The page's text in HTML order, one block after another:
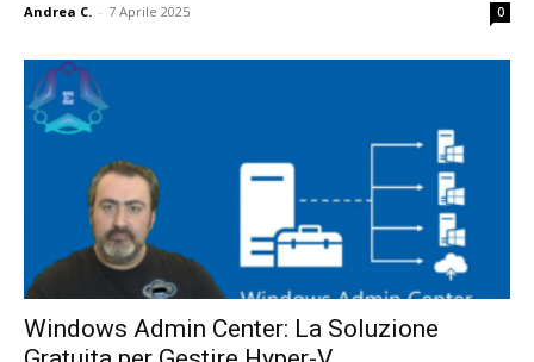
Andrea C. - 7 Aprile 2025 0
Windows Admin Center: La Soluzione